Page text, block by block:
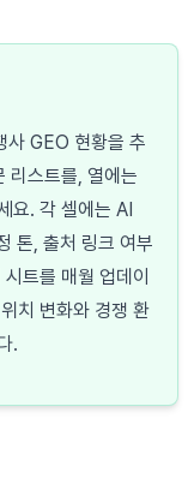
사 GEO 현황을 추
리스트를, 열에는
요. 각 셀에는 AI
톤, 출처 링크 여부
트를 매월 업데이
치 변화와 경쟁 환
.